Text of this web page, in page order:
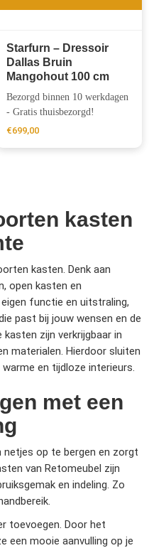
Starfurn – Dressoir
Dallas Bruin
Mangohout 100 cm
Bezorgd binnen 10 werkdagen
- Gratis thuisbezorgd!
€699,00
kasten
kasten. Denk aan
open kasten en
functie en uitstraling,
past bij jouw wensen en de
zijn verkrijgbaar in
materialen. Hierdoor sluiten
en tijdloze interieurs.
met een
netjes op te bergen en zorgt
van Retomeubel zijn
en indeling. Zo
toevoegen. Door het
een mooie aanvulling op je